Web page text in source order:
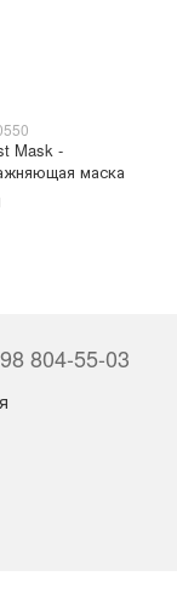
Mask -
маска
804-55-03